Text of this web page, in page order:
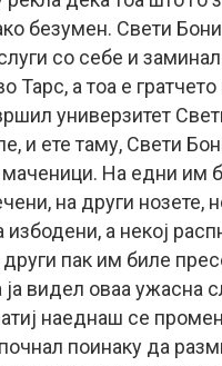
безумен. Свети
со себе и заминал
Тарс, а тоа е гратчето
универзитет
и ете таму, Свети
На едни им
на други нозете,
избодени, а некој
други пак им биле
ја видел оваа ужасна
наеднаш се
поинаку да